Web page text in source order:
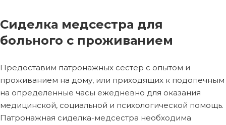
Сиделка медсестра для
больного с проживанием
Предоставим патронажных сестер с опытом и
проживанием на дому, или приходящих к подопечным
на определенные часы ежедневно для оказания
медицинской, социальной и психологической помощь.
Патронажная сиделка-медсестра необходима